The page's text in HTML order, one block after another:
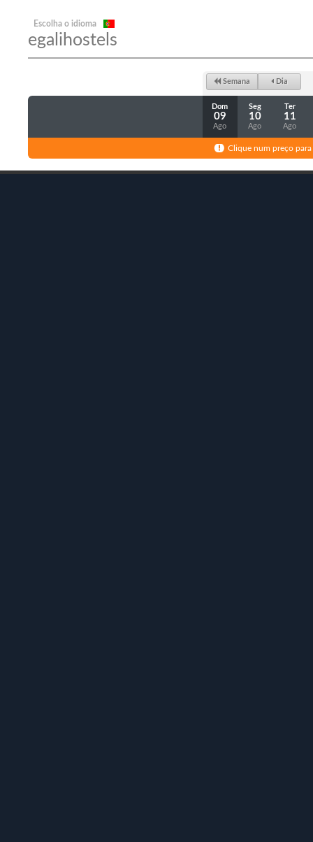
Escolha o idioma
egalihostels
Semana Dia
Dom
09
Ago
Seg
10
Ago
Ter
11
Ago
Clique num preço